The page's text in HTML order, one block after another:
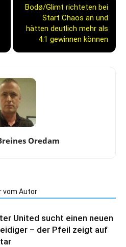
Bodø/Glimt richteten bei
Start Chaos an und
hätten deutlich mehr als
4:1 gewinnen können
Oredam
vom Autor
United sucht einen neuen
– der Pfeil zeigt auf